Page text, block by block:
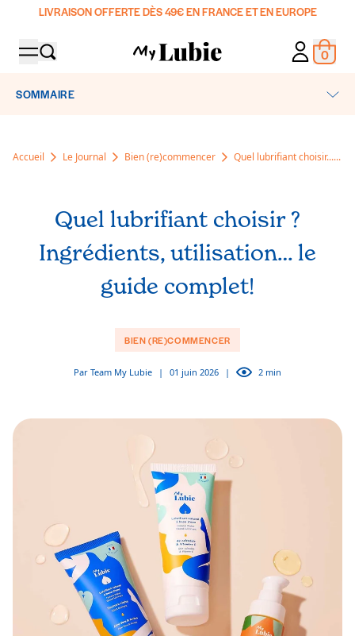
LIVRAISON OFFERTE DÈS 49€ EN FRANCE ET EN EUROPE
SHOP
Lubrifiants
Préservatifs
Coffrets & Packs
L'abonnement My Lubie
Manifesto
Nos engagements
Nos ingrédients
MON 0
Accueil Le Journal Bien (re)commencer Quel lubrifiant choisir......
Quel lubrifiant choisir ?
Ingrédients, utilisation… le
guide complet!
BIEN (RE)COMMENCER
Par Team My Lubie | 01 juin 2026 | 2 min
SOMMAIRE